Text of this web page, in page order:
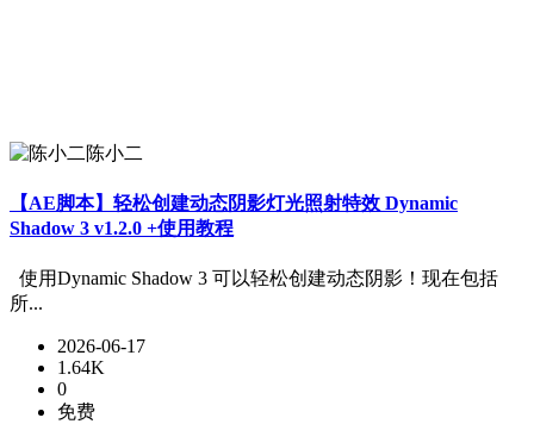
陈小二
【AE脚本】轻松创建动态阴影灯光照射特效 Dynamic
Shadow 3 v1.2.0 +使用教程
使用Dynamic Shadow 3 可以轻松创建动态阴影！现在包括
所...
2026-06-17
1.64K
0
免费